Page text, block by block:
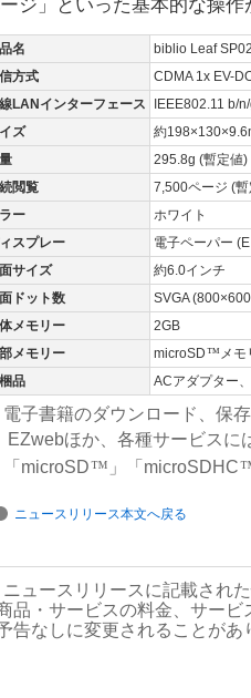
ジ」といった基本的な操作
名
biblio Leaf
方式
CDMA 1x EV-
LANインターフェース
IEEE802.11 b/
ズ
約
295.8g (暫定値)
閲覧
7,500ページ (暫
ー
ホワイト
スプレー
電子ペーパー
サイズ
約6.0インチ
ドット数
SVGA
メモリー
2GB
メモリー
microSD™ メモ
品
ACアダプター
子書籍のダウンロード、保
EZwebほか、各種サービスに
microSD™ 」「microSDHC
ニュースリリース本文へ戻る
ュースリリースに記載され
品・サービスの料金、サー
告なしに変更されることが